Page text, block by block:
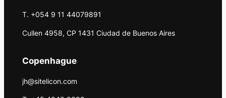
T. +054 9 11 44079891
Cullen 4958, CP 1431 Ciudad de Buenos Aires
Copenhague
jh@sitelicon.com